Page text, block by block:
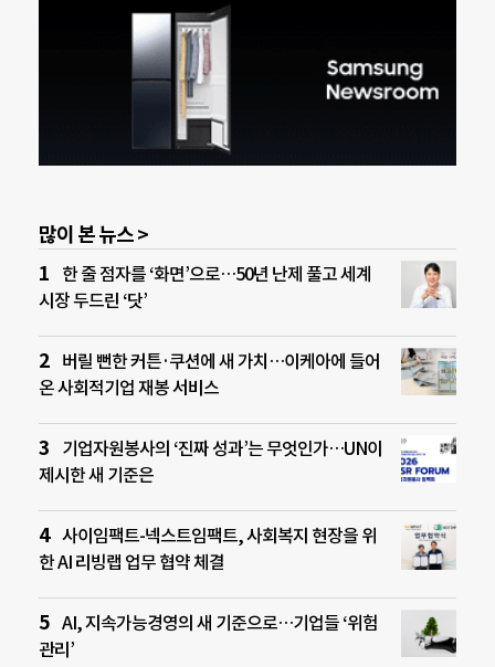
많이 본 뉴스 >
한 줄 점자를 ‘화면’으로…50년 난제 풀고 세계
시장 두드린 ‘닷’
버릴 뻔한 커튼·쿠션에 새 가치…이케아에 들어
온 사회적기업 재봉 서비스
기업자원봉사의 ‘진짜 성과’는 무엇인가…UN이
제시한 새 기준은
사이임팩트-넥스트임팩트, 사회복지 현장을 위
한 AI 리빙랩 업무 협약 체결
AI, 지속가능경영의 새 기준으로…기업들 ‘위험
관리’